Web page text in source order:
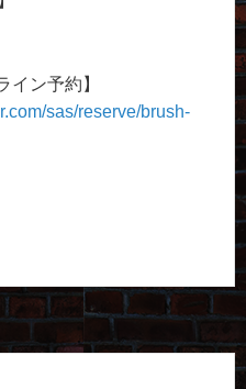
イン予約】
sas/reserve/brush-